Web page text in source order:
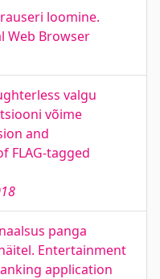
loomine.
Web Browser
valgu
võime
and
FLAG-tagged
panga
Entertainment
application